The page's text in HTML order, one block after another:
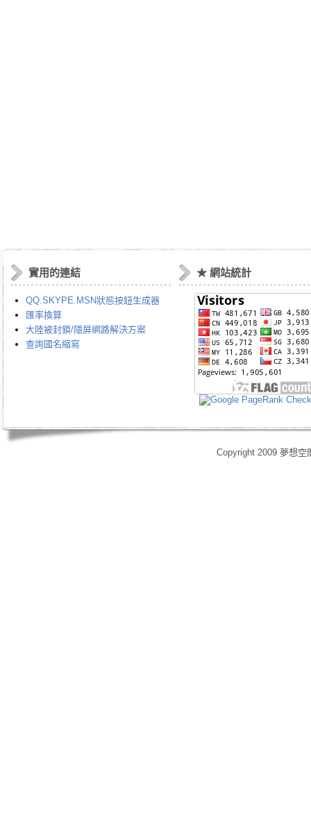
實用的連結
QQ.SKYPE.MSN狀態按鈕生成器
匯率換算
大陸被封鎖/隱屏網路解決方案
查詢國名縮寫
★ 網站統計
Copyright 2009 夢想